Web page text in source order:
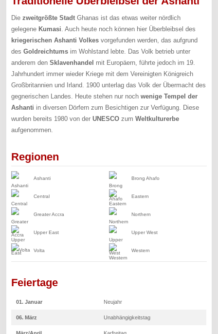
Diezweitgrößte Stadt Ghanas ist das etwas weiter nördlich
gelegene Kumasi . Auch heute noch können hier Überbleibsel des
kriegerischen Ashanti Volkes vorgefunden werden, das aufgrund
desGoldreichtums im Wohlstand lebte. Das Volk betrieb unter
anderem denSklavenhandel mit Europäern, führte jedoch im 19.
Jahrhundert immer wieder Kriege mit dem Vereinigten Königreich
Großbritannien und Irland. 1900 unterlag das Volk der Übermacht des
gegnerischen Landes. Heute stehen nur nochwenige Tempel der
Ashanti in diversen Dörfern zum Besichtigen zur Verfügung. Diese
wurden bereits 1980 von derUNESCO zumWeltkulturerbe
aufgenommen.
Regionen
Ashanti Brong Ahafo
Central Eastern
Greater Accra Northern
Upper East Upper West
Volta Western
Feiertage
01. Januar Neujahr
06. März Unabhängigkeitstag